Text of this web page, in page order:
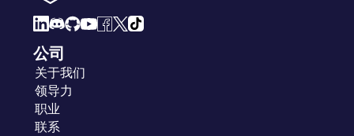
公司
关于我们
领导力
职业
联系